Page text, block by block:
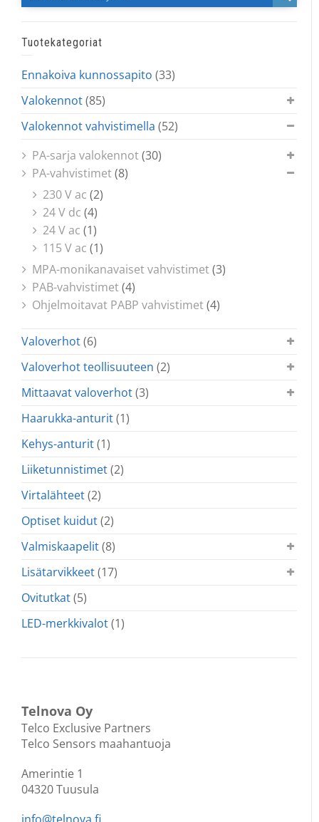
Tuotekategoriat
Ennakoiva kunnossapito (33)
Valokennot(85)
Valokennot vahvistimella (52)
PA-sarja valokennot(30)
PA-vahvistimet(8)
230 V ac (2)
24 V dc (4)
24 V ac (1)
115 V ac (1)
MPA-monikanavaiset vahvistimet(3)
PAB-vahvistimet(4)
Ohjelmoitavat PABP vahvistimet(4)
Valoverhot(6)
Valoverhot teollisuuteen (2)
Mittaavat valoverhot(3)
Haarukka-anturit(1)
Kehys-anturit(1)
Liiketunnistimet(2)
Virtalähteet(2)
Optiset kuidut(2)
Valmiskaapelit(8)
Lisätarvikkeet(17)
Ovitutkat(5)
LED-merkkivalot(1)
Telnova Oy
Telco Exclusive Partners
Telco Sensors maahantuoja
Amerintie 1
04320 Tuusula